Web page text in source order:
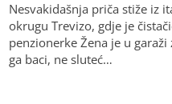
Nesvakidašnja priča stiže iz
okrugu Trevizo, gdje je
penzionerke Žena je u
ga baci, ne sluteć…